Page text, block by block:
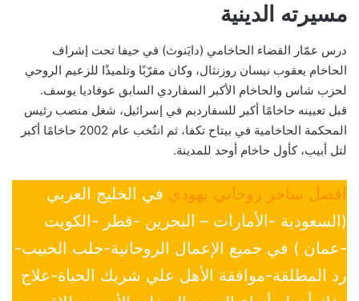
مسيرته الدينية
درس عمّار القضاء الحاخامي (دايَنوث) في حيفا تحت إشراف
الحاخام يعقوب نيسان روزنثال، وكان مقرّبًا وتلميذًا للزعيم الروحي
لحزب شاس والحاخام الأكبر السفاردي السابق عوفاديا يوسف.
قبل تعيينه حاخامًا أكبر للسفارديم في إسرائيل، شغل منصب رئيس
المحكمة الحاخامية في بيتاح تكفا، ثم انتُخب عام 2002 حاخامًا أكبر
لتل أبيب، كأول حاخام أوحد للمدينة.
افضل ساحر روحاني يهودي في الخليج العربي
(السعودية -الأمارات – البحرين -قطر -الكويت
-عمان ) في جميع الإعمال الروحانية-جلب الحبيب-
رد المطلقة-موافقة الأهل علي شريك الحياة-علاج